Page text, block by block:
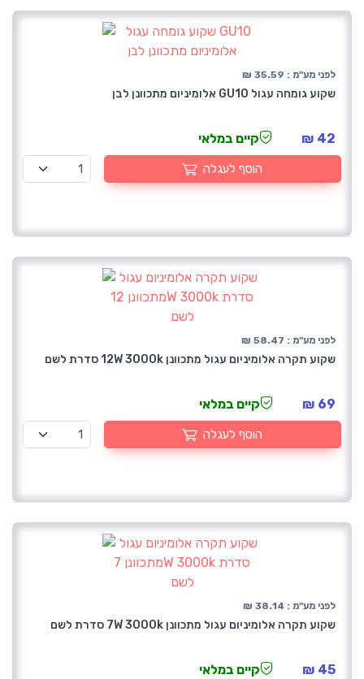
לפני מע"מ : 35.59 ₪
שקוע גומחה עגול GU10 אלומיניום מתכוונן לבן
42 ₪ קיים במלאי
הוסף לעגלה
לפני מע"מ : 58.47 ₪
שקוע תקרה אלומיניום עגול מתכוונן 12W 3000k סדרת לשם
69 ₪ קיים במלאי
הוסף לעגלה
לפני מע"מ : 38.14 ₪
שקוע תקרה אלומיניום עגול מתכוונן 7W 3000k סדרת לשם
45 ₪ קיים במלאי